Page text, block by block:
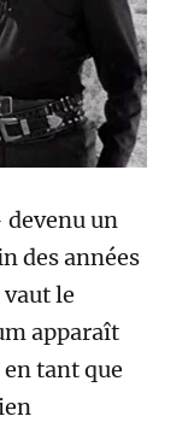
un
des années
le
apparaît
tant que